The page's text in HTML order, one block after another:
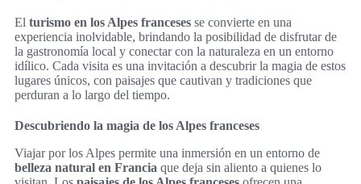
El turismo en los Alpes franceses se convierte en una
experiencia inolvidable, brindando la posibilidad de disfrutar de
la gastronomía local y conectar con la naturaleza en un entorno
idílico. Cada visita es una invitación a descubrir la magia de estos
lugares únicos, con paisajes que cautivan y tradiciones que
perduran a lo largo del tiempo.
Descubriendo la magia de los Alpes franceses
Viajar por los Alpes permite una inmersión en un entorno de
belleza natural en Francia que deja sin aliento a quienes lo